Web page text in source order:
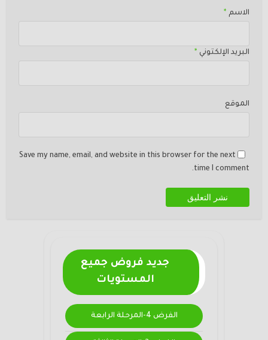
الاسم *
البريد الإلكتوني *
الموقع
Save my name, email, and website in this browser for the next
time I comment.
جديد فروض جميع
المستويات
الفرض 4-المرحلة الرابعة